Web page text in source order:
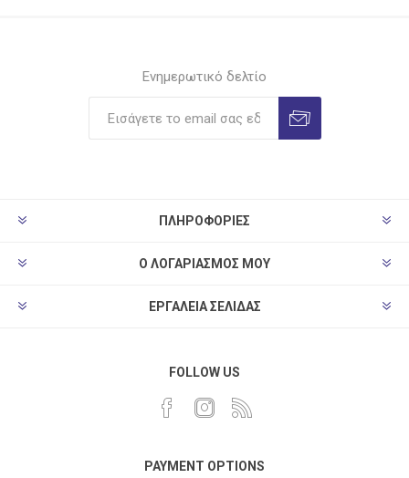
Ενημερωτικό δελτίο
ΠΛΗΡΟΦΟΡΊΕΣ
Ο ΛΟΓΑΡΙΑΣΜΌΣ ΜΟΥ
ΕΡΓΑΛΕΊΑ ΣΕΛΊΔΑΣ
FOLLOW US
PAYMENT OPTIONS